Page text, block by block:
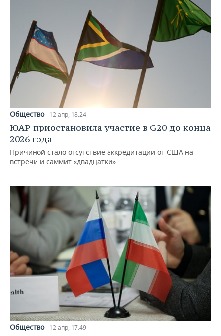
Общество 12 апр, 18:24
ЮАР приостановила участие в G20 до конца
2026 года
Причиной стало отсутствие аккредитации от США на
встречи и саммит «двадцатки»
Общество 12 апр, 17:49